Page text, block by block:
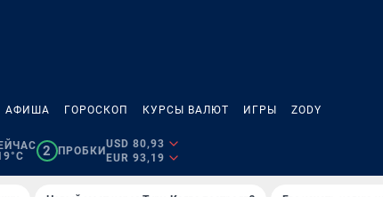
АФИША ГОРОСКОП КУРСЫ ВАЛЮТ ИГРЫ ZODY
2 ПРОБКИ
USD 80,93
EUR 93,19